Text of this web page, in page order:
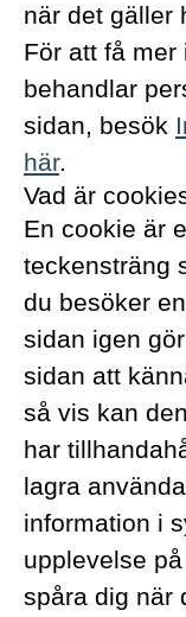
när det gäller
För att få mer
behandlar
sidan, besök
här.
Vad är
En cookie är
teckensträng
du besöker
sidan igen
sidan att
så vis kan
har
lagra
information i
upplevelse
spåra dig när